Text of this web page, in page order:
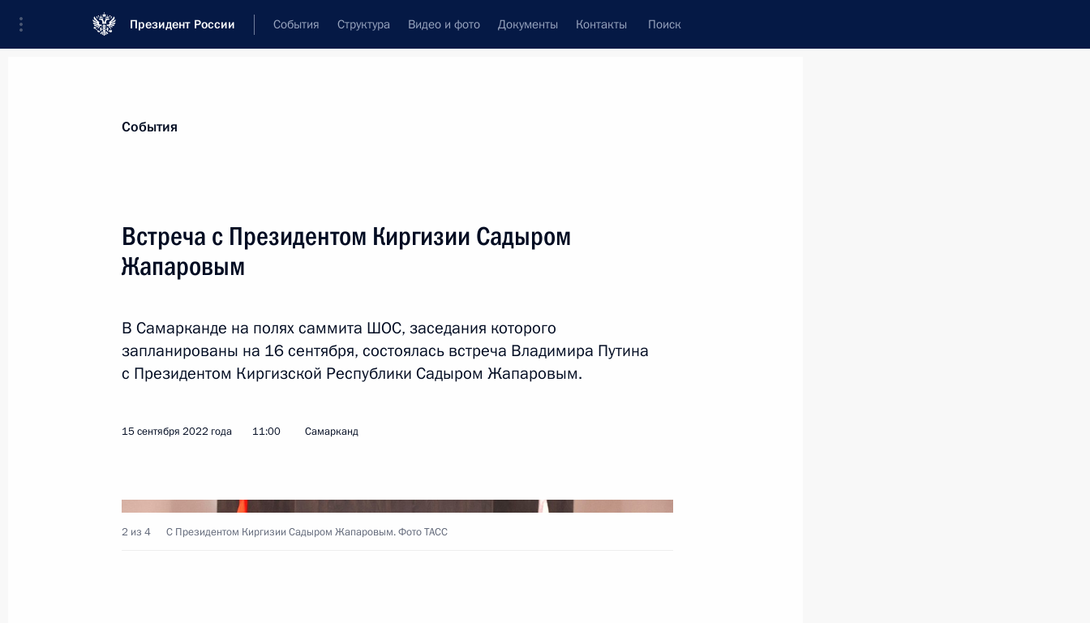
Президент России События Структура Видео и фото Документы Контакты Поиск
Показать следующие материалы
Встреча с Президентом Киргизии Садыром Жапаровым
События
Встреча с Президентом Киргизии Садыром
Жапаровым
В Самарканде на полях саммита ШОС, заседания которого
запланированы на 16 сентября, состоялась встреча Владимира Путина
с Президентом Киргизской Республики Садыром Жапаровым.
15 сентября 2022 года 11:00 Самарканд
2 из 4 C Президентом Киргизии Садыром Жапаровым. Фото ТАСС